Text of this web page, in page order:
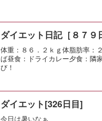
ダイエット日記［８７９
体重：８６．２ｋｇ体脂肪率：
ば昼食：ドライカレー夕食：隣
び！
ダイエット[326日目]
今日は暑いなぁ